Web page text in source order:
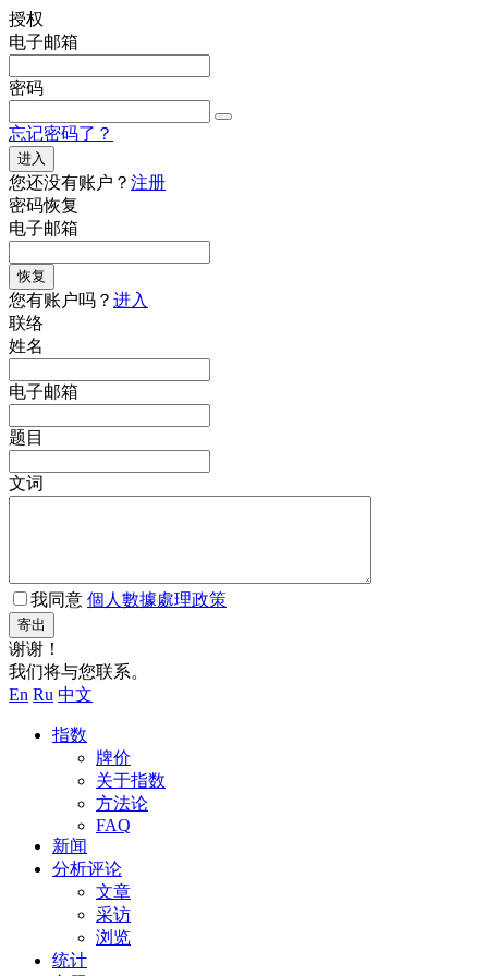
授权
电子邮箱
密码
忘记密码了？
进入
您还没有账户？ 注册
密码恢复
电子邮箱
恢复
您有账户吗？ 进入
联络
姓名
电子邮箱
题目
文词
我同意 個人數據處理政策
寄出
谢谢！
我们将与您联系。
En Ru 中文
指数
牌价
关于指数
方法论
FAQ
新闻
分析评论
文章
采访
浏览
统计